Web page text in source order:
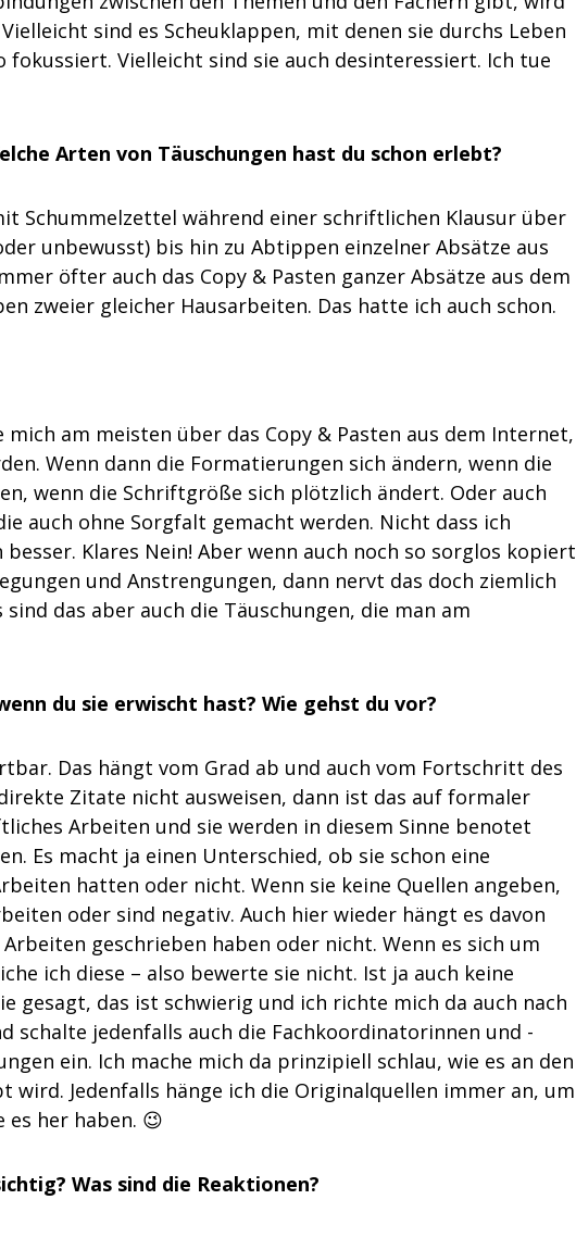
sind es Scheuklappen, mit denen sie durchs Leben
fokussiert. Vielleicht sind sie auch desinteressiert. Ich tue
Arten von Täuschungen hast du schon erlebt?
Schummelzettel während einer schriftlichen Klausur über
unbewusst) bis hin zu Abtippen einzelner Absätze aus
öfter auch das Copy & Pasten ganzer Absätze aus dem
zweier gleicher Hausarbeiten. Das hatte ich auch schon.
mich am meisten über das Copy & Pasten aus dem Internet,
Wenn dann die Formatierungen sich ändern, wenn die
wenn die Schriftgröße sich plötzlich ändert. Oder auch
auch ohne Sorgfalt gemacht werden. Nicht dass ich
Klares Nein! Aber wenn auch noch so sorglos kopiert
und Anstrengungen, dann nervt das doch ziemlich
das aber auch die Täuschungen, die man am
du sie erwischt hast? Wie gehst du vor?
Das hängt vom Grad ab und auch vom Fortschritt des
Zitate nicht ausweisen, dann ist das auf formaler
Arbeiten und sie werden in diesem Sinne benotet
Es macht ja einen Unterschied, ob sie schon eine
hatten oder nicht. Wenn sie keine Quellen angeben,
oder sind negativ. Auch hier wieder hängt es davon
geschrieben haben oder nicht. Wenn es sich um
ich diese – also bewerte sie nicht. Ist ja auch keine
gesagt, das ist schwierig und ich richte mich da auch nach
schalte jedenfalls auch die Fachkoordinatorinnen und -
ein. Ich mache mich da prinzipiell schlau, wie es an den
Jedenfalls hänge ich die Originalquellen immer an, um
es her haben. 😉
Was sind die Reaktionen?